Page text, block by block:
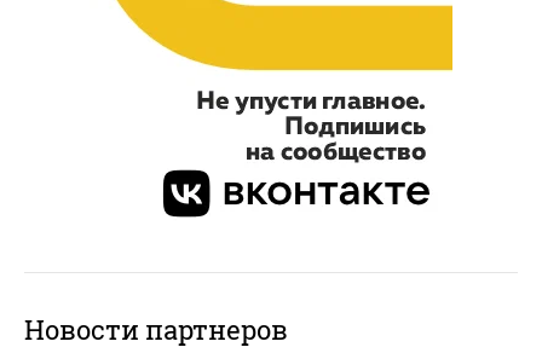
Новости партнеров